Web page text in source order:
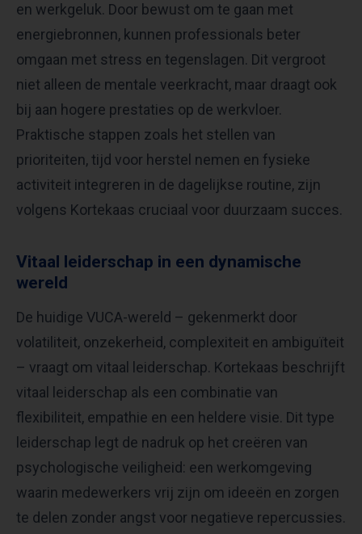
en werkgeluk. Door bewust om te gaan met
energiebronnen, kunnen professionals beter
omgaan met stress en tegenslagen. Dit vergroot
niet alleen de mentale veerkracht, maar draagt ook
bij aan hogere prestaties op de werkvloer.
Praktische stappen zoals het stellen van
prioriteiten, tijd voor herstel nemen en fysieke
activiteit integreren in de dagelijkse routine, zijn
volgens Kortekaas cruciaal voor duurzaam succes.
Vitaal leiderschap in een dynamische
wereld
De huidige VUCA-wereld – gekenmerkt door
volatiliteit, onzekerheid, complexiteit en ambiguïteit
– vraagt om vitaal leiderschap. Kortekaas beschrijft
vitaal leiderschap als een combinatie van
flexibiliteit, empathie en een heldere visie. Dit type
leiderschap legt de nadruk op het creëren van
psychologische veiligheid: een werkomgeving
waarin medewerkers vrij zijn om ideeën en zorgen
te delen zonder angst voor negatieve repercussies.